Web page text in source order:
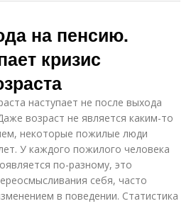
на пенсию.
кризис
наступает не после выхода
возраст не является каким-то
некоторые пожилые люди
У каждого пожилого человека
по-разному, это
себя, часто
в поведении. Статистика